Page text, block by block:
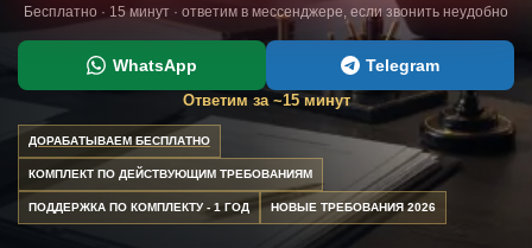
Бесплатно · 15 минут · ответим в мессенджере, если звонить неудобно
WhatsApp Telegram
Ответим за ~15 минут
ДОРАБАТЫВАЕМ БЕСПЛАТНО
КОМПЛЕКТ ПО ДЕЙСТВУЮЩИМ ТРЕБОВАНИЯМ
ПОДДЕРЖКА ПО КОМПЛЕКТУ - 1 ГОД НОВЫЕ ТРЕБОВАНИЯ 2026